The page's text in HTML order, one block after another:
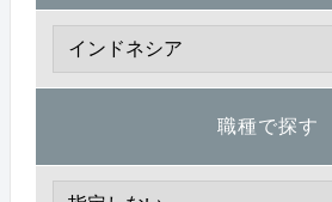
職種で探す